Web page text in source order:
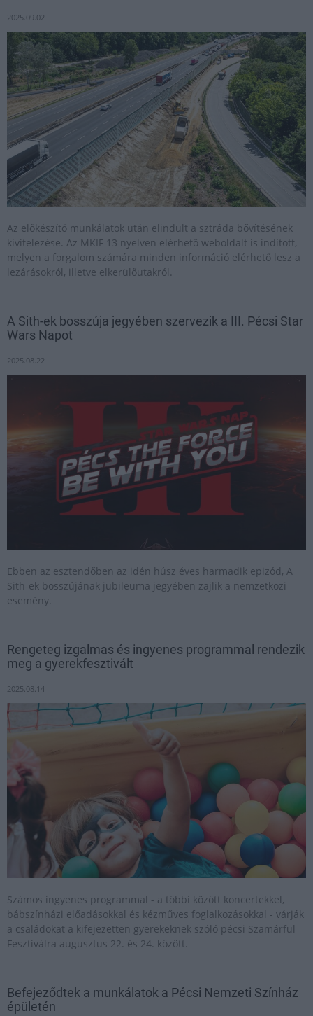
2025.09.02
Az előkészítő munkálatok után elindult a sztráda bővítésének
kivitelezése. Az MKIF 13 nyelven elérhető weboldalt is indított,
melyen a forgalom számára minden információ elérhető lesz a
lezárásokról, illetve elkerülőutakról.
A Sith-ek bosszúja jegyében szervezik a III. Pécsi Star
Wars Napot
2025.08.22
Ebben az esztendőben az idén húsz éves harmadik epizód, A
Sith-ek bosszújának jubileuma jegyében zajlik a nemzetközi
esemény.
Rengeteg izgalmas és ingyenes programmal rendezik
meg a gyerekfesztivált
2025.08.14
Számos ingyenes programmal - a többi között koncertekkel,
bábszínházi előadásokkal és kézműves foglalkozásokkal - várják
a családokat a kifejezetten gyerekeknek szóló pécsi Szamárfül
Fesztiválra augusztus 22. és 24. között.
Befejeződtek a munkálatok a Pécsi Nemzeti Színház
épületén